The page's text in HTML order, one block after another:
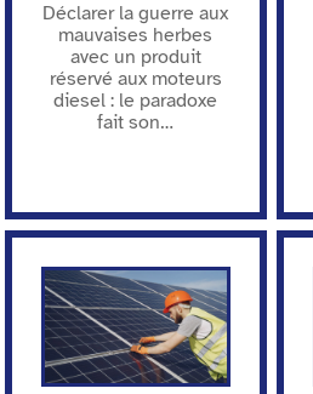
Déclarer la guerre aux
mauvaises herbes
avec un produit
réservé aux moteurs
diesel : le paradoxe
fait son…